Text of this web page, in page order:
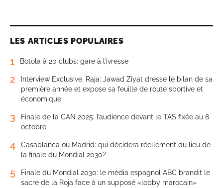
LES ARTICLES POPULAIRES
1 Botola à 20 clubs: gare à l’ivresse
2
Interview Exclusive. Raja: Jawad Ziyat dresse le bilan de sa
première année et expose sa feuille de route sportive et
économique
3
Finale de la CAN 2025: l’audience devant le TAS fixée au 8
octobre
4
Casablanca ou Madrid: qui décidera réellement du lieu de
la finale du Mondial 2030?
5
Finale du Mondial 2030: le média espagnol ABC brandit le
sacre de la Roja face à un supposé «lobby marocain»